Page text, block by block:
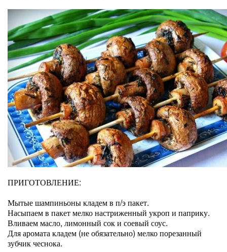
ПРИГОТОВЛЕНИЕ:
Мытые шампиньоны кладем в п/э пакет.
Насыпаем в пакет мелко настриженный укроп и паприку.
Вливаем масло, лимонный сок и соевый соус.
Для аромата кладем (не обязательно) мелко порезанный
зубчик чеснока.